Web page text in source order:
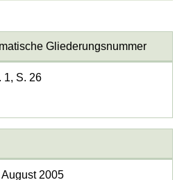
Gliederungsnummer
1, S. 26
2005